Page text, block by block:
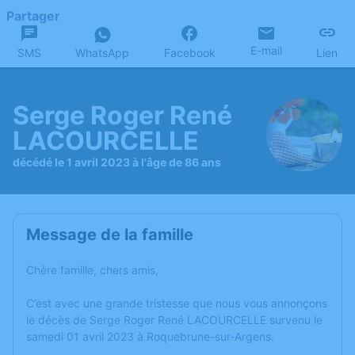
Partager
SMS WhatsApp Facebook E-mail Lien
Serge Roger René
LACOURCELLE
décédé le 1 avril 2023 à l'âge de 86 ans
Message de la famille
Chère famille, chers amis,
C’est avec une grande tristesse que nous vous annonçons
le décès de Serge Roger René LACOURCELLE survenu le
samedi 01 avril 2023 à Roquebrune-sur-Argens.